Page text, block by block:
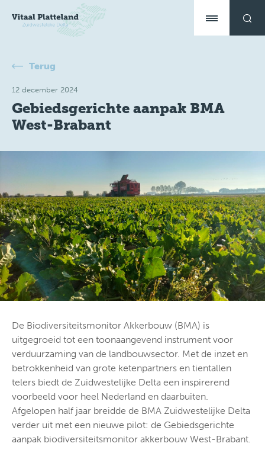
Terug
12 december 2024
Gebiedsgerichte aanpak BMA
West-Brabant
De Biodiversiteitsmonitor Akkerbouw (BMA) is
uitgegroeid tot een toonaangevend instrument voor
verduurzaming van de landbouwsector. Met de inzet en
betrokkenheid van grote ketenpartners en tientallen
telers biedt de Zuidwestelijke Delta een inspirerend
voorbeeld voor heel Nederland en daarbuiten.
Afgelopen half jaar breidde de BMA Zuidwestelijke Delta
verder uit met een nieuwe pilot: de Gebiedsgerichte
aanpak biodiversiteitsmonitor akkerbouw West-Brabant.